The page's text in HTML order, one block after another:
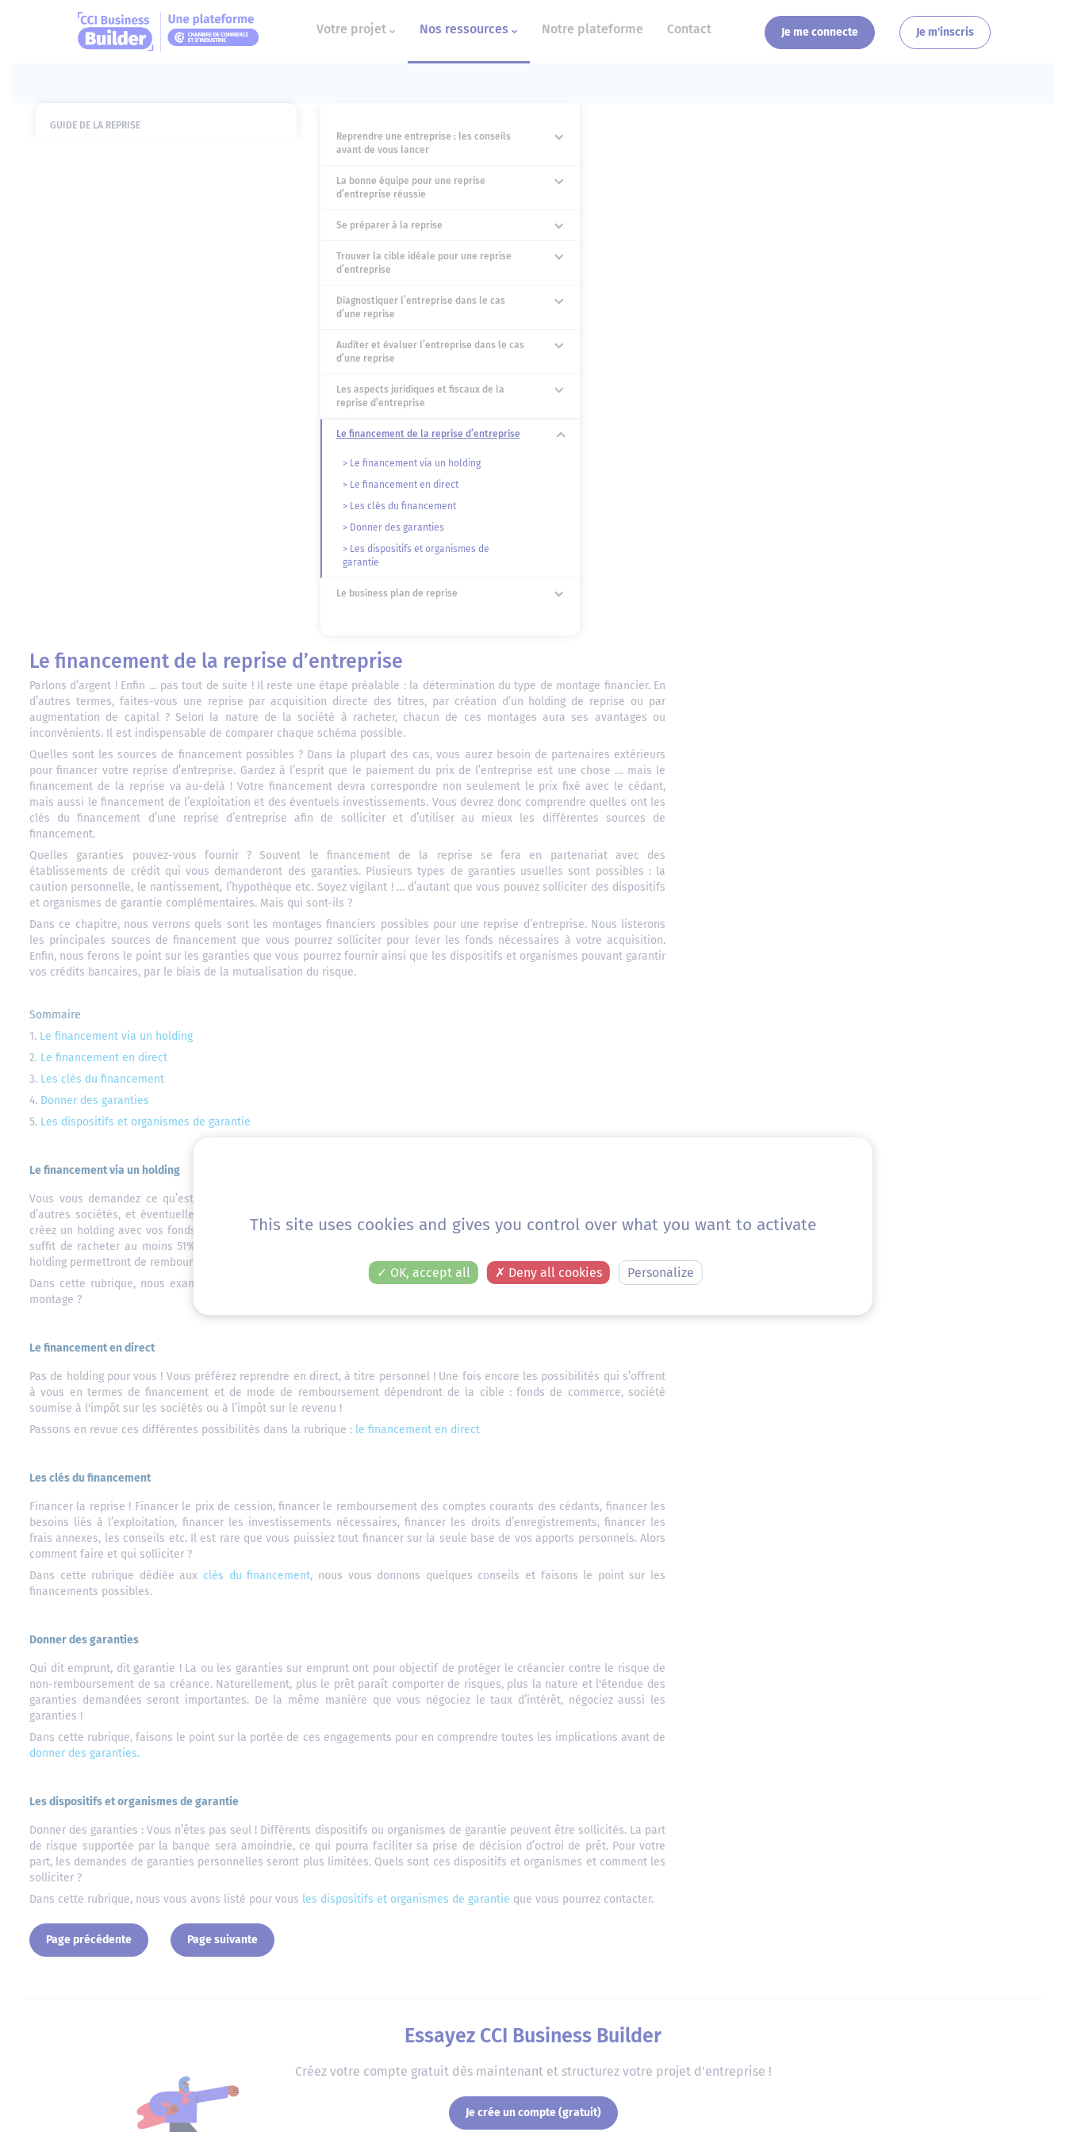
Votre projet Nos ressources Notre plateforme Contact Je me connecte Je m'inscris
GUIDE DE LA REPRISE
Reprendre une entreprise : les conseils
avant de vous lancer
La bonne équipe pour une reprise
d’entreprise réussie
Se préparer à la reprise
Trouver la cible idéale pour une reprise
d’entreprise
Diagnostiquer l’entreprise dans le cas
d’une reprise
Auditer et évaluer l’entreprise dans le cas
d’une reprise
Les aspects juridiques et fiscaux de la
reprise d’entreprise
Le financement de la reprise d’entreprise
> Le financement via un holding
> Le financement en direct
> Les clés du financement
> Donner des garanties
> Les dispositifs et organismes de
garantie
Le business plan de reprise
Le financement de la reprise d’entreprise
Parlons d’argent ! Enfin … pas tout de suite ! Il reste une étape préalable : la détermination du type de montage financier. En
d’autres termes, faites-vous une reprise par acquisition directe des titres, par création d’un holding de reprise ou par
augmentation de capital ? Selon la nature de la société à racheter, chacun de ces montages aura ses avantages ou
inconvénients. Il est indispensable de comparer chaque schéma possible.
Quelles sont les sources de financement possibles ? Dans la plupart des cas, vous aurez besoin de partenaires extérieurs
pour financer votre reprise d’entreprise. Gardez à l’esprit que le paiement du prix de l’entreprise est une chose … mais le
financement de la reprise va au-delà ! Votre financement devra correspondre non seulement le prix fixé avec le cédant,
mais aussi le financement de l’exploitation et des éventuels investissements. Vous devrez donc comprendre quelles ont les
clés du financement d’une reprise d’entreprise afin de solliciter et d’utiliser au mieux les différentes sources de
financement.
Quelles garanties pouvez-vous fournir ? Souvent le financement de la reprise se fera en partenariat avec des
établissements de crédit qui vous demanderont des garanties. Plusieurs types de garanties usuelles sont possibles : la
caution personnelle, le nantissement, l’hypothèque etc. Soyez vigilant ! … d’autant que vous pouvez solliciter des dispositifs
et organismes de garantie complémentaires. Mais qui sont-ils ?
Dans ce chapitre, nous verrons quels sont les montages financiers possibles pour une reprise d’entreprise. Nous listerons
les principales sources de financement que vous pourrez solliciter pour lever les fonds nécessaires à votre acquisition.
Enfin, nous ferons le point sur les garanties que vous pourrez fournir ainsi que les dispositifs et organismes pouvant garantir
vos crédits bancaires, par le biais de la mutualisation du risque.
Sommaire
1. Le financement via un holding
2. Le financement en direct
3. Les clés du financement
4. Donner des garanties
5. Les dispositifs et organismes de garantie
Le financement via un holding
Vous vous demandez ce qu’est un holding ? C’est une société dont la vocation est de prendre des participations dans
d’autres sociétés, et éventuellement de leur fournir des services de gestion ou d’administration. Schématiquement, vous
créez un holding avec vos fonds propres, vous vous associez avec d’autres financeurs, le holding contracte un prêt. Il vous
suffit de racheter au moins 51% de la cible pour en prendre le contrôle. Les dividendes versés par l’entreprise cible à la
holding permettront de rembourser l’emprunt. De plus, vous bénéficierez d’une fiscalité « douce ».
Dans cette rubrique, nous examinerons
le financement via un holding.Comment ça marche et pourquoi faire ce type de
montage ?
Le financement en direct
Pas de holding pour vous ! Vous préférez reprendre en direct, à titre personnel ! Une fois encore les possibilités qui s’offrent
à vous en termes de financement et de mode de remboursement dépendront de la cible : fonds de commerce, société
soumise à l'impôt sur les sociétés ou à l’impôt sur le revenu !
Passons en revue ces différentes possibilités dans la rubrique : le financement en direct
Les clés du financement
Financer la reprise ! Financer le prix de cession, financer le remboursement des comptes courants des cédants, financer les
besoins liés à l’exploitation, financer les investissements nécessaires, financer les droits d’enregistrements, financer les
frais annexes, les conseils etc. Il est rare que vous puissiez tout financer sur la seule base de vos apports personnels. Alors
comment faire et qui solliciter ?
Dans cette rubrique dédiée aux clés du financement, nous vous donnons quelques conseils et faisons le point sur les
financements possibles.
Donner des garanties
Qui dit emprunt, dit garantie ! La ou les garanties sur emprunt ont pour objectif de protéger le créancier contre le risque de
non-remboursement de sa créance. Naturellement, plus le prêt paraît comporter de risques, plus la nature et l'étendue des
garanties demandées seront importantes. De la même manière que vous négociez le taux d’intérêt, négociez aussi les
garanties !
Dans cette rubrique, faisons le point sur la portée de ces engagements pour en comprendre toutes les implications avant de
donner des garanties.
Les dispositifs et organismes de garantie
Donner des garanties : Vous n’êtes pas seul ! Différents dispositifs ou organismes de garantie peuvent être sollicités. La part
de risque supportée par la banque sera amoindrie, ce qui pourra faciliter sa prise de décision d’octroi de prêt. Pour votre
part, les demandes de garanties personnelles seront plus limitées. Quels sont ces dispositifs et organismes et comment les
solliciter ?
Dans cette rubrique, nous vous avons listé pour vous les dispositifs et organismes de garantie que vous pourrez contacter.
Page précédente Page suivante
Essayez CCI Business Builder
Créez votre compte gratuit dès maintenant et structurez votre projet d'entreprise !
Je crée un compte (gratuit)
This site uses cookies and gives you control over what you want to activate
OK, accept all Deny all cookies Personalize